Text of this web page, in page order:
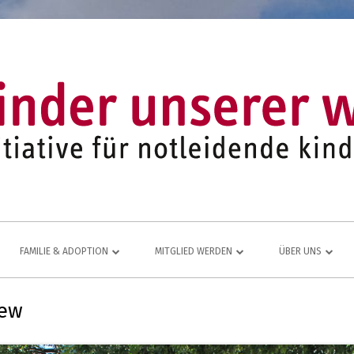
FAMILIE & ADOPTION MITGLIED WERDEN
MITGLIEDERBEREICH
ÜBER UNS
VEREINS-